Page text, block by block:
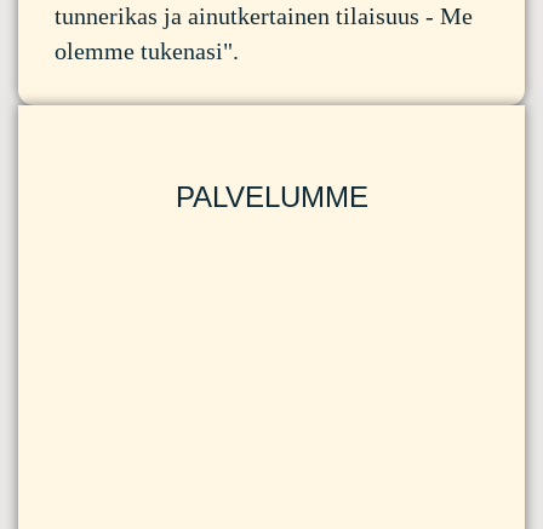
tunnerikas ja ainutkertainen tilaisuus - Me
olemme tukenasi".
PALVELUMME